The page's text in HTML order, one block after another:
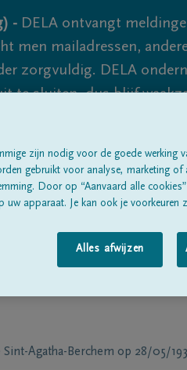
- DELA ontvangt
men mailadressen,
zorgvuldig. DELA
te sluiten, dus blijf
Alle rouwberichten
Sint-Agatha-Berchem op 28/05/
zijn nodig voor de goede werking
gebruikt voor analyse, marketing of
Door op “Aanvaard alle
apparaat. Je kan ook je voorkeuren
Alles afwijzen